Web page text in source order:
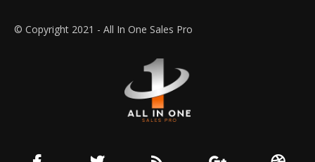
© Copyright 2021 - All In One Sales Pro